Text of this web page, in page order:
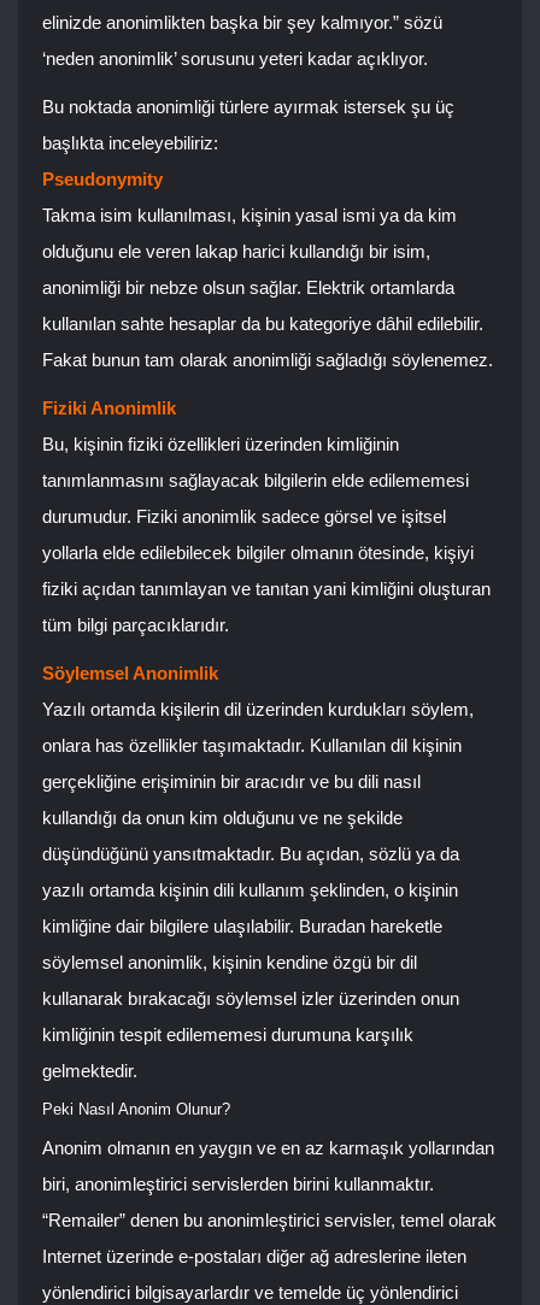
elinizde anonimlikten başka bir şey kalmıyor.” sözü
‘neden anonimlik’ sorusunu yeteri kadar açıklıyor.
Bu noktada anonimliği türlere ayırmak istersek şu üç
başlıkta inceleyebiliriz:
Pseudonymity
Takma isim kullanılması, kişinin yasal ismi ya da kim
olduğunu ele veren lakap harici kullandığı bir isim,
anonimliği bir nebze olsun sağlar. Elektrik ortamlarda
kullanılan sahte hesaplar da bu kategoriye dâhil edilebilir.
Fakat bunun tam olarak anonimliği sağladığı söylenemez.
Fiziki Anonimlik
Bu, kişinin fiziki özellikleri üzerinden kimliğinin
tanımlanmasını sağlayacak bilgilerin elde edilememesi
durumudur. Fiziki anonimlik sadece görsel ve işitsel
yollarla elde edilebilecek bilgiler olmanın ötesinde, kişiyi
fiziki açıdan tanımlayan ve tanıtan yani kimliğini oluşturan
tüm bilgi parçacıklarıdır.
Söylemsel Anonimlik
Yazılı ortamda kişilerin dil üzerinden kurdukları söylem,
onlara has özellikler taşımaktadır. Kullanılan dil kişinin
gerçekliğine erişiminin bir aracıdır ve bu dili nasıl
kullandığı da onun kim olduğunu ve ne şekilde
düşündüğünü yansıtmaktadır. Bu açıdan, sözlü ya da
yazılı ortamda kişinin dili kullanım şeklinden, o kişinin
kimliğine dair bilgilere ulaşılabilir. Buradan hareketle
söylemsel anonimlik, kişinin kendine özgü bir dil
kullanarak bırakacağı söylemsel izler üzerinden onun
kimliğinin tespit edilememesi durumuna karşılık
gelmektedir.
Peki Nasıl Anonim Olunur?
Anonim olmanın en yaygın ve en az karmaşık yollarından
biri, anonimleştirici servislerden birini kullanmaktır.
“Remailer” denen bu anonimleştirici servisler, temel olarak
Internet üzerinde e-postaları diğer ağ adreslerine ileten
yönlendirici bilgisayarlardır ve temelde üç yönlendirici